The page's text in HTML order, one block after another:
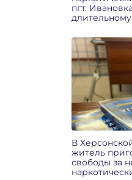
пгт.
В
житель
свободы за